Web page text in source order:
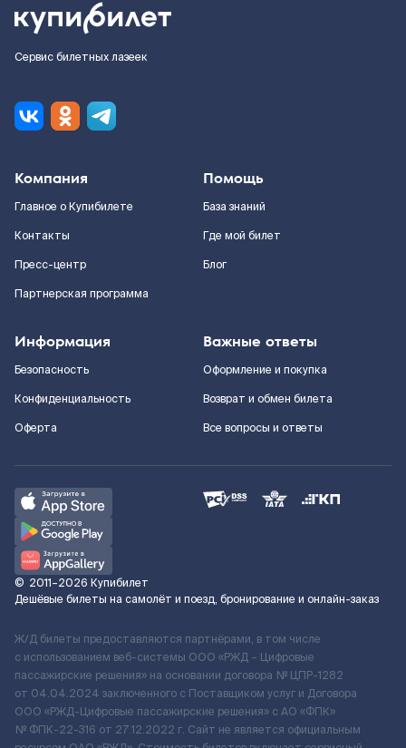
Сервис билетных лазеек
Компания
Главное о Купибилете
Контакты
Пресс-центр
Партнерская программа
Помощь
База знаний
Где мой билет
Блог
Информация
Безопасность
Конфиденциальность
Оферта
Важные ответы
Оформление и покупка
Возврат и обмен билета
Все вопросы и ответы
© 2011–2026 Купибилет
Дешёвые билеты на самолёт и поезд, бронирование и онлайн-заказ
Ж/Д билеты предоставляются партнёрами, в том числе
с использованием веб-системы ООО «РЖД – Цифровые
пассажирские решения» на основании договора № ЦПР-1282
от 04.04.2024 заключенного с Поставщиком услуг и Договора
ООО «РЖД-Цифровые пассажирские решения» c АО «ФПК»
№ ФПК-22-316 от 27.12.2022 г. Сайт не является официальным